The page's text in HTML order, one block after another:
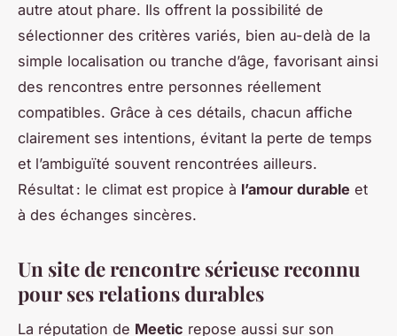
autre atout phare. Ils offrent la possibilité de
sélectionner des critères variés, bien au-delà de la
simple localisation ou tranche d’âge, favorisant ainsi
des rencontres entre personnes réellement
compatibles. Grâce à ces détails, chacun affiche
clairement ses intentions, évitant la perte de temps
et l’ambiguïté souvent rencontrées ailleurs.
Résultat : le climat est propice à l’amour durable et
à des échanges sincères.
Un site de rencontre sérieuse reconnu
pour ses relations durables
La réputation de Meetic repose aussi sur son